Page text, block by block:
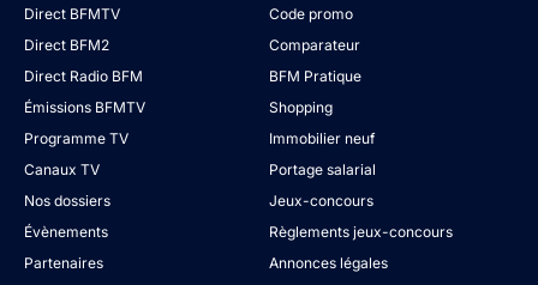
Direct BFMTV
Direct BFM2
Direct Radio BFM
Émissions BFMTV
Programme TV
Canaux TV
Nos dossiers
Évènements
Partenaires
Code promo
Comparateur
BFM Pratique
Shopping
Immobilier neuf
Portage salarial
Jeux-concours
Règlements jeux-concours
Annonces légales